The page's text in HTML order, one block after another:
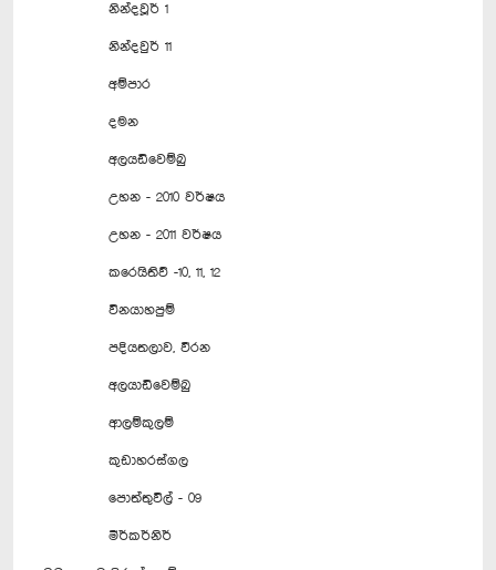
නින්දවූර් 1
නින්දවුර් 11
අම්පාර
දමන
අලයඩිවෙම්බු
උහන - 2010 වර්ෂය
උහන - 2011 වර්ෂය
කරෙයිතිව් -10, 11, 12
විනයාහපුම්
පදියතලාව, වීරන
අලයාඩිවෙම්බු
ආලම්කුලම්
කුඩාහරස්ගල
පොත්තුවිල් - 09
මීර්කර්නිර්